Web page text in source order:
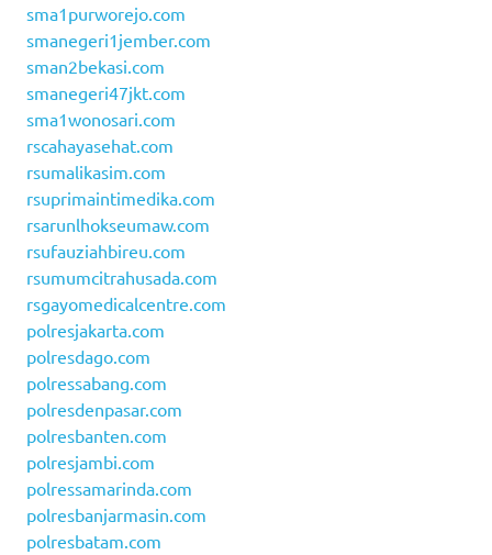
sma1purworejo.com
smanegeri1jember.com
sman2bekasi.com
smanegeri47jkt.com
sma1wonosari.com
rscahayasehat.com
rsumalikasim.com
rsuprimaintimedika.com
rsarunlhokseumaw.com
rsufauziahbireu.com
rsumumcitrahusada.com
rsgayomedicalcentre.com
polresjakarta.com
polresdago.com
polressabang.com
polresdenpasar.com
polresbanten.com
polresjambi.com
polressamarinda.com
polresbanjarmasin.com
polresbatam.com